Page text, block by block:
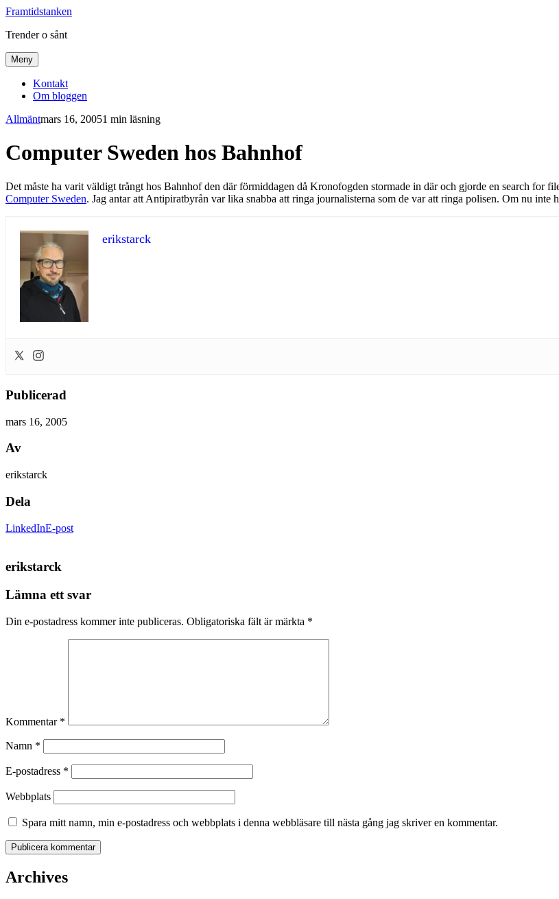
Framtidstanken
Trender o sånt
Meny
Kontakt
Om bloggen
Allmäntmars 16, 20051 min läsning
Computer Sweden hos Bahnhof
Det måste ha varit väldigt trångt hos Bahnhof den där förmiddagen då Kronofogden stormade in där och gjorde en search for
Computer Sweden. Jag antar att Antipiratbyrån var lika snabba att ringa journalisterna som de var att ringa polisen. Om nu inte
erikstarck
Publicerad
mars 16, 2005
Av
erikstarck
Dela
LinkedInE-post
erikstarck
Lämna ett svar
Din e-postadress kommer inte publiceras. Obligatoriska fält är märkta *
Kommentar *
Namn *
E-postadress *
Webbplats
Spara mitt namn, min e-postadress och webbplats i denna webbläsare till nästa gång jag skriver en kommentar.
Archives